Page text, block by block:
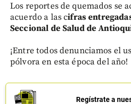
Los reportes de quemados se
acuerdo a las cifras
Seccional de Salud de
¡Entre todos denunciamos el
pólvora en esta época del año!
Regístrate a